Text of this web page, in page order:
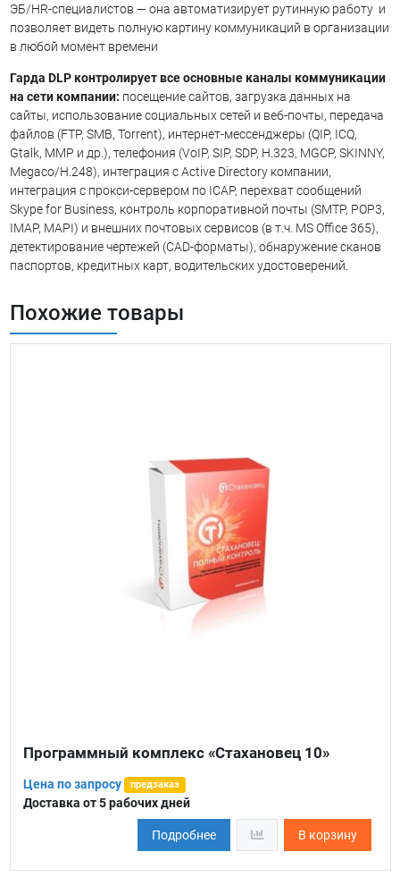
ЭБ/HR-специалистов — она автоматизирует рутинную работу и
позволяет видеть полную картину коммуникаций в организации
в любой момент времени
Гарда DLP контролирует все основные каналы коммуникации
на сети компании: посещение сайтов, загрузка данных на
сайты, использование социальных сетей и веб-почты, передача
файлов (FTP, SMB, Torrent), интернет-мессенджеры (QIP, ICQ,
Gtalk, MMP и др.), телефония (VoIP, SIP, SDP, H.323, MGCP, SKINNY,
Megaco/H.248), интеграция с Active Directory компании,
интеграция с прокси-сервером по ICAP, перехват сообщений
Skype for Business, контроль корпоративной почты (SMTP, POP3,
IMAP, MAPI) и внешних почтовых сервисов (в т.ч. MS Office 365),
детектирование чертежей (CAD-форматы), обнаружение сканов
паспортов, кредитных карт, водительских удостоверений.
Похожие товары
Программный комплекс «Стахановец 10»
Цена по запросу предзаказ
Доставка от 5 рабочих дней
Подробнее В корзину